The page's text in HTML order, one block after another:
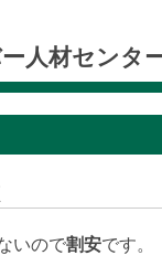
人材センタ
いので割安です。